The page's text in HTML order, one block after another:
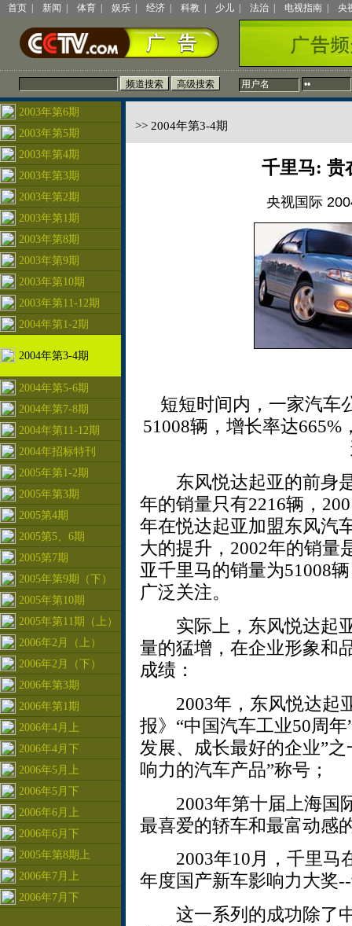
首页 新闻 体育 娱乐 经济 科教 少儿 法治 电视指南 央
2003年第6期
2003年第5期
2003年第4期
2003年第3期
2003年第2期
2003年第1期
2003年第8期
2003年第9期
2003年第10期
2003年第11-12期
2004年第1-2期
2004年第3-4期
2004年第5-6期
2004年第7-8期
2004年第11-12期
2004年招标特刊
2005年第1-2期
2005年第3期
2005第4期
2005第5、6期
2005第7期
2005年第9期（下）
2005年第10期
2005年第11期（上）
2006年2月（上）
2006年2月（下）
2006年第3期
2006年第1期
2006年4月上
2006年4月下
2006年5月上
2006年5月下
2006年6月上
2006年6月下
2005年第8期上
2006年7月上
2006年7月下
>> 2004年第3-4期
千里马: 贵
央视国际
短短时间内，一家汽车
51008辆，增长率达
东风悦达起亚的前身是
年的销量只有2216辆，
年在悦达起亚加盟东风汽
大的提升，2002年的销量
亚千里马的销量为51008
广泛关注。
实际上，东风悦达起亚
量的猛增，在企业形象和
成绩：
2003年，东风悦达起
报》“中国汽车工业50周
发展、成长最好的企业”
响力的汽车产品”称号；
2003年第十届上海国
最喜爱的轿车和最富动感
2003年10月，千里马
年度国产新车影响力大
这一系列的成功除了中